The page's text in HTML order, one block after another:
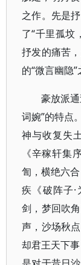
之作。先是
了“千里孤坟
抒发的痛苦
的“微言幽隐”
豪放派
词婉”的特点
神与收复失
《辛稼轩集
訇，横绝六
疾《破阵子
剑，梦回吹
声，沙场秋
却君王天下